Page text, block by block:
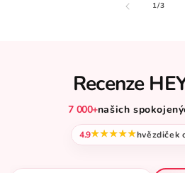
1/z3
Recenze
7 000+našich
4.9 hvězdiček